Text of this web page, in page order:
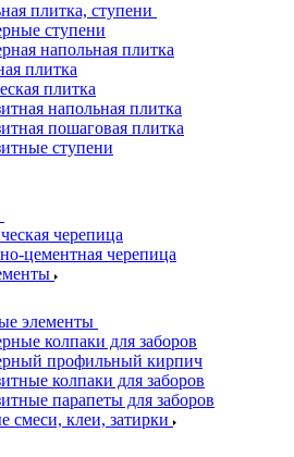
плитка, ступени
ступени
напольная плитка
плитка
плитка
напольная плитка
пошаговая плитка
ступени
черепица
цементная черепица
элементы
колпаки для заборов
профильный кирпич
колпаки для заборов
парапеты для заборов
смеси, клеи, затирки